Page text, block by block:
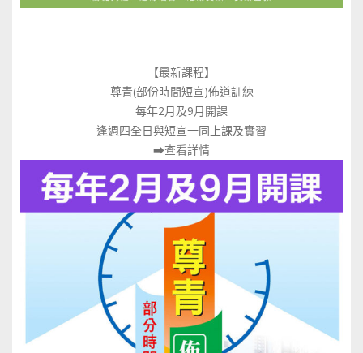
【最新課程】
尊青(部份時間短宣)佈道訓練
每年2月及9月開課
逢週四全日與短宣一同上課及實習
⮕查看詳情